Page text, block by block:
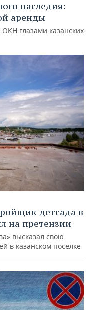
наследия:
аренды
глазами казанских
детсада в
на претензии
высказал свою
в казанском поселке